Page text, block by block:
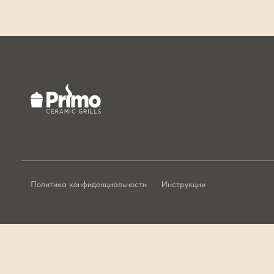
Политика конфиденциальности Инструкции